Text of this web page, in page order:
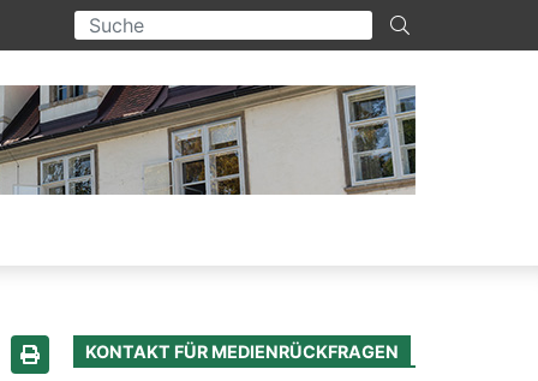
Seite drucken
KONTAKT FÜR MEDIENRÜCKFRAGEN